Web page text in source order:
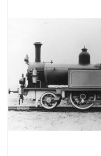
Neue Zeichnungen
NEUE ZEITSCHRIFTEN
ABONNEMENT DER
MODELLBAUER